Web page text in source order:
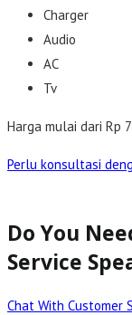
Charger
Audio
AC
Tv
Harga mulai dari Rp
Perlu konsultasi
Do You
Service
Chat With Customer